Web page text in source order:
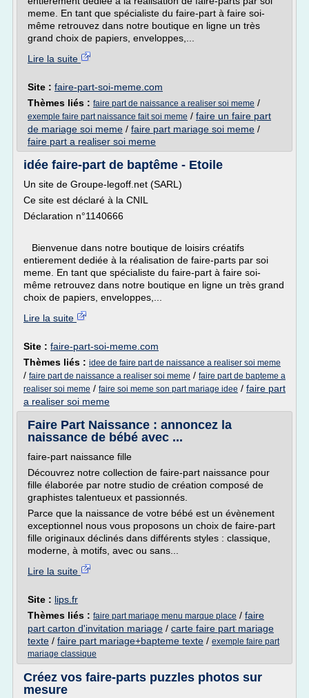
meme. En tant que spécialiste du faire-part à faire soi-
même retrouvez dans notre boutique en ligne un très
grand choix de papiers, enveloppes,...
Lire la suite
Site : faire-part-soi-meme.com
Thèmes liés : faire part de naissance a realiser soi meme /
exemple faire part naissance fait soi meme / faire un faire part
de mariage soi meme / faire part mariage soi meme /
faire part a realiser soi meme
idée faire-part de baptême - Etoile
Un site de Groupe-legoff.net (SARL)
Ce site est déclaré à la CNIL
Déclaration n°1140666
Bienvenue dans notre boutique de loisirs créatifs
entierement dediée à la réalisation de faire-parts par soi
meme. En tant que spécialiste du faire-part à faire soi-
même retrouvez dans notre boutique en ligne un très grand
choix de papiers, enveloppes,...
Lire la suite
Site : faire-part-soi-meme.com
Thèmes liés : idee de faire part de naissance a realiser soi meme
/ faire part de naissance a realiser soi meme / faire part de bapteme a
realiser soi meme / faire soi meme son part mariage idee / faire part
a realiser soi meme
Faire Part Naissance : annoncez la
naissance de bébé avec ...
faire-part naissance fille
Découvrez notre collection de faire-part naissance pour
fille élaborée par notre studio de création composé de
graphistes talentueux et passionnés.
Parce que la naissance de votre bébé est un évènement
exceptionnel nous vous proposons un choix de faire-part
fille originaux déclinés dans différents styles : classique,
moderne, à motifs, avec ou sans...
Lire la suite
Site : lips.fr
Thèmes liés : faire part mariage menu marque place / faire
part carton d'invitation mariage / carte faire part mariage
texte / faire part mariage+bapteme texte / exemple faire part
mariage classique
Créez vos faire-parts puzzles photos sur
mesure